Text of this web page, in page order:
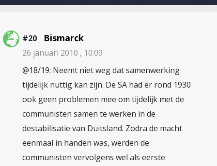
#20 Bismarck
26 januari 2010 , 10:09
@18/19: Neemt niet weg dat samenwerking
tijdelijk nuttig kan zijn. De SA had er rond 1930
ook geen problemen mee om tijdelijk met de
communisten samen te werken in de
destabilisatie van Duitsland. Zodra de macht
eenmaal in handen was, werden de
communisten vervolgens wel als eerste